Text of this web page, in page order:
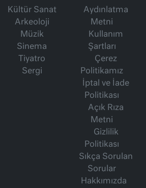
Kültür Sanat
Arkeoloji
Müzik
Sinema
Tiyatro
Sergi
Aydınlatma
Metni
Kullanım
Şartları
Çerez
Politikamız
İptal ve İade
Politikası
Açık Rıza
Metni
Gizlilik
Politikası
Sıkça Sorulan
Sorular
Hakkımızda